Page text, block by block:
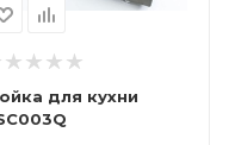
для кухни